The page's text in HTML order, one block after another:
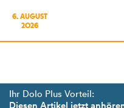
6. AUGUST
2026
Ihr Dolo Plus Vorteil:
Diesen Artikel jetzt